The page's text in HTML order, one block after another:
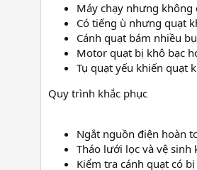
Máy chạy nhưng không
Có tiếng ù nhưng quạt
Cánh quạt bám nhiều
Motor quạt bị khô bạc
Tụ quạt yếu khiến quạt
Quy trình khắc phục
Ngắt nguồn điện hoàn
Tháo lưới lọc và vệ sinh
Kiểm tra cánh quạt có